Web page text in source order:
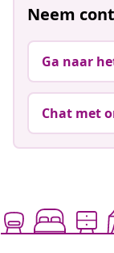
Neem
Ga naar
Chat met